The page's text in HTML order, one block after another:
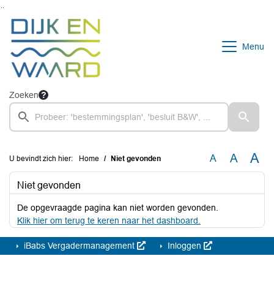
Menu
Zoeken
U bevindt zich hier: Home Niet gevonden A A A
Niet gevonden
De opgevraagde pagina kan niet worden gevonden.
Klik hier om terug te keren naar het dashboard.
iBabs Vergadermanagement Inloggen